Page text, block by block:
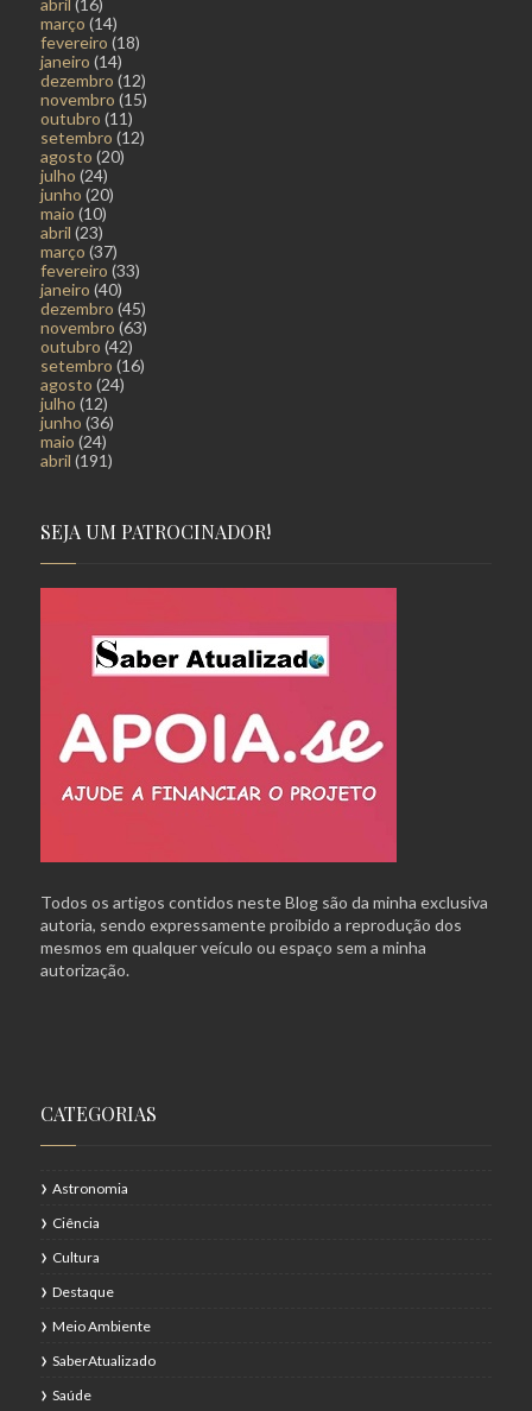
abril (16)
março (14)
fevereiro (18)
janeiro (14)
dezembro (12)
novembro (15)
outubro (11)
setembro (12)
agosto (20)
julho (24)
junho (20)
maio (10)
abril (23)
março (37)
fevereiro (33)
janeiro (40)
dezembro (45)
novembro (63)
outubro (42)
setembro (16)
agosto (24)
julho (12)
junho (36)
maio (24)
abril (191)
SEJA UM PATROCINADOR!
Todos os artigos contidos neste Blog são da minha exclusiva
autoria, sendo expressamente proibido a reprodução dos
mesmos em qualquer veículo ou espaço sem a minha
autorização.
CATEGORIAS
Astronomia
Ciência
Cultura
Destaque
Meio Ambiente
SaberAtualizado
Saúde